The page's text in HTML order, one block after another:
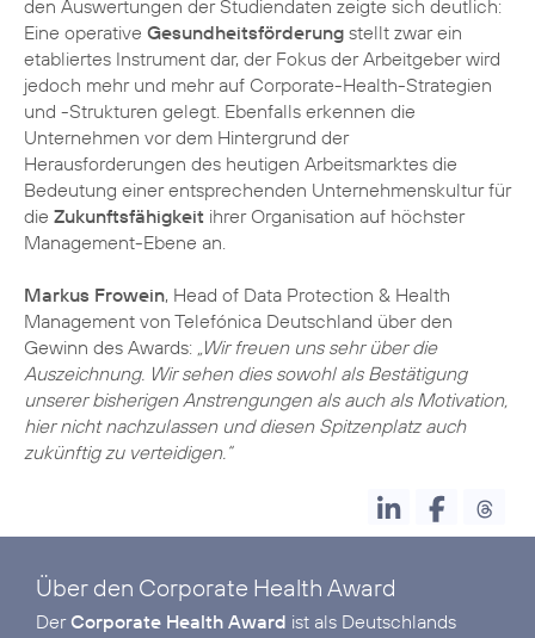
den Auswertungen der Studiendaten zeigte sich deutlich:
Eine operative Gesundheitsförderung stellt zwar ein
etabliertes Instrument dar, der Fokus der Arbeitgeber wird
jedoch mehr und mehr auf Corporate-Health-Strategien
und -Strukturen gelegt. Ebenfalls erkennen die
Unternehmen vor dem Hintergrund der
Herausforderungen des heutigen Arbeitsmarktes die
Bedeutung einer entsprechenden Unternehmenskultur für
die Zukunftsfähigkeit ihrer Organisation auf höchster
Management-Ebene an.
Markus Frowein, Head of Data Protection & Health
Management von Telefónica Deutschland über den
Gewinn des Awards: „Wir freuen uns sehr über die
Auszeichnung. Wir sehen dies sowohl als Bestätigung
unserer bisherigen Anstrengungen als auch als Motivation,
hier nicht nachzulassen und diesen Spitzenplatz auch
zukünftig zu verteidigen.“
Über den Corporate Health Award
DerCorporate Health Award ist als Deutschlands